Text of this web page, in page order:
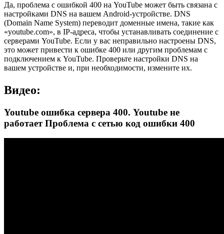
Да, проблема с ошибкой 400 на YouTube может быть связана с
настройками DNS на вашем Android-устройстве. DNS
(Domain Name System) переводит доменные имена, такие как
«youtube.com», в IP-адреса, чтобы устанавливать соединение с
серверами YouTube. Если у вас неправильно настроены DNS,
это может привести к ошибке 400 или другим проблемам с
подключением к YouTube. Проверьте настройки DNS на
вашем устройстве и, при необходимости, измените их.
Видео:
Youtube ошибка сервера 400. Youtube не
работает Проблема с сетью код ошибки 400